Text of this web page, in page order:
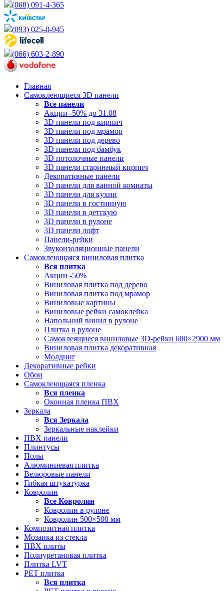
(068) 091-4-365
(093) 025-0-945
(066) 603-2-890
Главная
Самоклеющиеся 3D панели
Все панели
Акции -50% до 31.08
3D панели под кирпич
3D панели под мрамор
3D панели под дерево
3D панели под бамбук
3D потолочные панели
3D панели старинный кирпич
Декоративные панели
3D панели для ванной комнаты
3D панели для кухни
3D панели в гостинную
3D панели в детскую
3D панели в рулоне
3D панели лофт
Панели-рейки
Звукоизоляционные панели
Самоклеющаяся виниловая плитка
Вся плитка
Акции -50%
Виниловая плитка под дерево
Виниловая плитка под мрамор
Виниловые картины
Виниловые рейки самоклейка
Напольний винил в рулоне
Плитка в рулоне
Самоклеящиеся виниловые 3D‑рейки 600×2900 мм
Виниловая плитка декоративная
Молдинг
Декоративные рейки
Обои
Самоклеющаяся пленка
Вся пленка
Оконная пленка ПВХ
Зеркала
Вся Зеркала
Зеркальные наклейки
ПВХ панели
Плинтусы
Полы
Алюминиевая плитка
Велюровые панели
Гибкая штукатурка
Ковролин
Все Ковролин
Ковролин в рулоне
Ковролин 500×500 мм
Композитная плитка
Мозаика из стекла
ПВХ плиты
Полиуретановая плитка
Плитка LVT
РЕТ плитка
Вся плитка